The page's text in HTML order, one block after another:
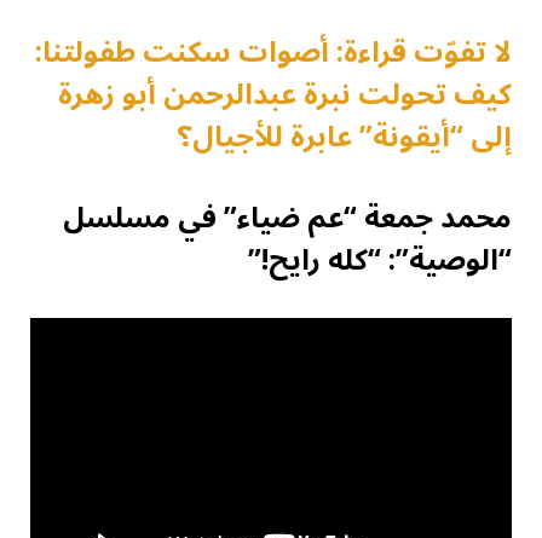
لا تفوّت قراءة: أصوات سكنت طفولتنا:
كيف تحولت نبرة عبدالرحمن أبو زهرة
إلى “أيقونة” عابرة للأجيال؟
محمد جمعة “عم ضياء” في مسلسل
“الوصية”: “كله رايح!”